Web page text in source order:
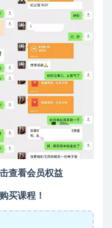
查看会员权益
买课程！